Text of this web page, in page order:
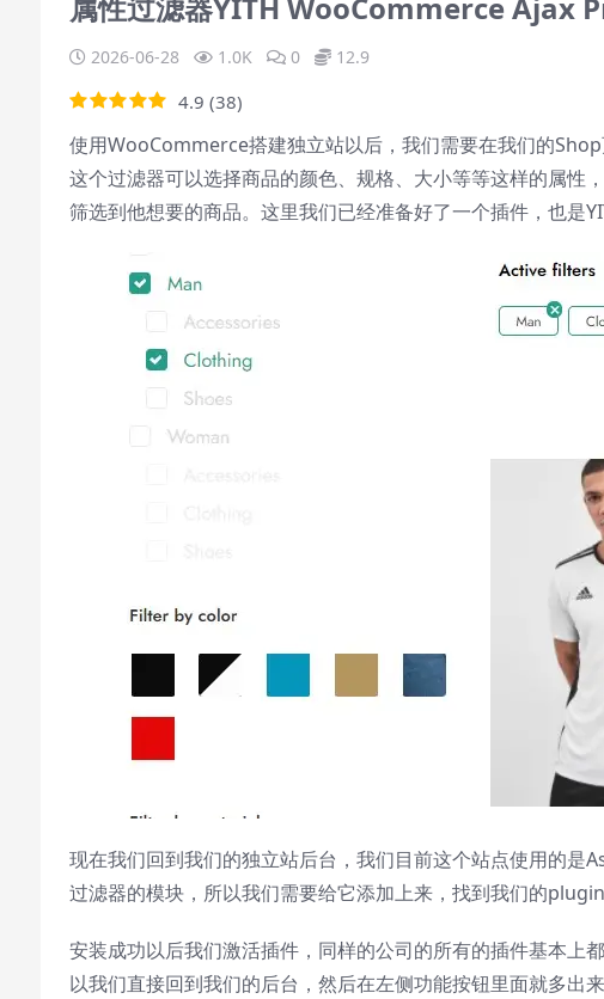
Video Player is loading.
Play
/
Duration
0:00
Loaded :0%
Stream TypeLIVE
Remaining Time-0:00
2026-06-28 1.0K 0 12.9
4.9 (38)
使用WooCommerce搭建独立站以后，我们需要在我们的
这个过滤器可以选择商品的颜色、规格、大小等等这样的属性
筛选到他想要的商品。这里我们已经准备好了一个插件，也是
现在我们回到我们的独立站后台，我们目前这个站点使用的是
过滤器的模块，所以我们需要给它添加上来，找到我们的
安装成功以后我们激活插件，同样的公司的所有的插件基本上
以我们直接回到我们的后台，然后在左侧功能按钮里面就多出